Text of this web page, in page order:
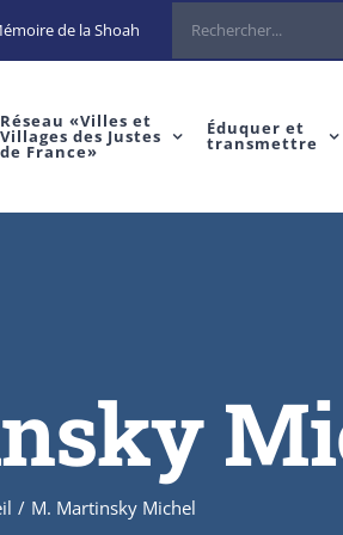
de la Shoah Rechercher
Réseau «Villes et
Villages des Justes
de France»
Éduquer et
transmettre
/ M. Martinsky Michel